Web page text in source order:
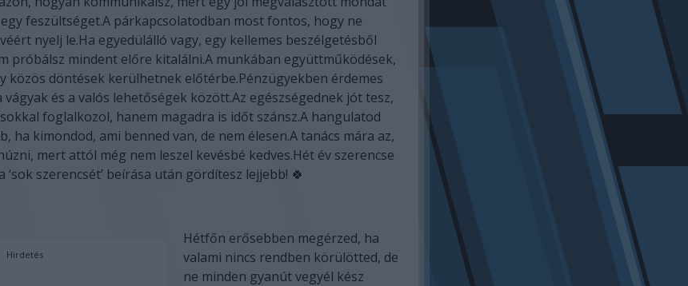
feszültséget.A párkapcsolatodban most fontos, hogy ne
nyelj le.Ha egyedülálló vagy, egy kellemes beszélgetésből
próbálsz mindent előre kitalálni.A munkában együttműködések,
közös döntések kerülhetnek előtérbe.Pénzügyekben érdemes
és a valós lehetőségek között.Az egészségednek jót tesz,
foglalkozol, hanem magadra is időt szánsz.A hangulatod
ha kimondod, ami benned van, de nem élesen.A tanács mára az,
mert attól még nem leszel kevésbé kedves.Hét év szerencse
‘sok szerencsét’ beírása után gördítesz lejjebb! 🍀
Hirdetés
Hétfőn erősebben megérzed, ha
valami nincs rendben körülötted, de
ne minden gyanút vegyél kész